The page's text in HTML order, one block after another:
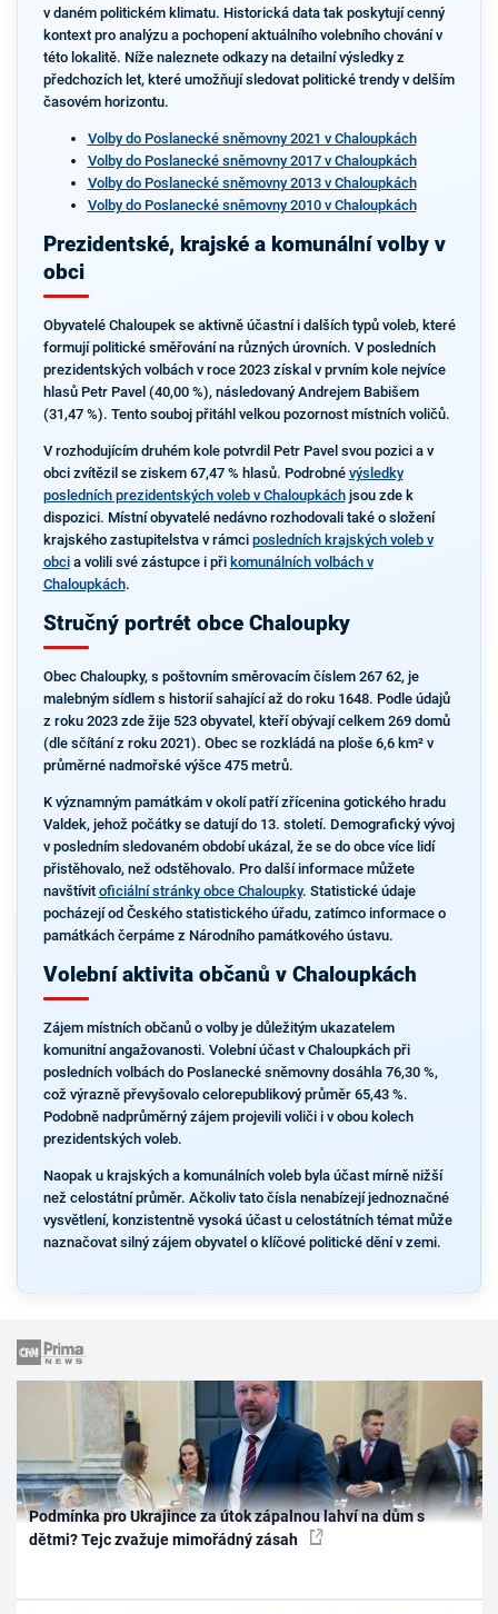
v daném politickém klimatu. Historická data tak poskytují cenný
kontext pro analýzu a pochopení aktuálního volebního chování v
této lokalitě. Níže naleznete odkazy na detailní výsledky z
předchozích let, které umožňují sledovat politické trendy v delším
časovém horizontu.
Volby do Poslanecké sněmovny 2021 v Chaloupkách
Volby do Poslanecké sněmovny 2017 v Chaloupkách
Volby do Poslanecké sněmovny 2013 v Chaloupkách
Volby do Poslanecké sněmovny 2010 v Chaloupkách
Prezidentské, krajské a komunální volby v
obci
Obyvatelé Chaloupek se aktivně účastní i dalších typů voleb, které
formují politické směřování na různých úrovních. V posledních
prezidentských volbách v roce 2023 získal v prvním kole nejvíce
hlasů Petr Pavel (40,00 %), následovaný Andrejem Babišem
(31,47 %). Tento souboj přitáhl velkou pozornost místních voličů.
V rozhodujícím druhém kole potvrdil Petr Pavel svou pozici a v
obci zvítězil se ziskem 67,47 % hlasů. Podrobné výsledky
posledních prezidentských voleb v Chaloupkáchjsou zde k
dispozici. Místní obyvatelé nedávno rozhodovali také o složení
krajského zastupitelstva v rámci posledních krajských voleb v
obcia volili své zástupce i při komunálních volbách v
Chaloupkách.
Stručný portrét obce Chaloupky
Obec Chaloupky, s poštovním směrovacím číslem 267 62, je
malebným sídlem s historií sahající až do roku 1648. Podle údajů
z roku 2023 zde žije 523 obyvatel, kteří obývají celkem 269 domů
(dle sčítání z roku 2021). Obec se rozkládá na ploše 6,6 km² v
průměrné nadmořské výšce 475 metrů.
K významným památkám v okolí patří zřícenina gotického hradu
Valdek, jehož počátky se datují do 13. století. Demografický vývoj
v posledním sledovaném období ukázal, že se do obce více lidí
přistěhovalo, než odstěhovalo. Pro další informace můžete
navštívit oficiální stránky obce Chaloupky. Statistické údaje
pocházejí od Českého statistického úřadu, zatímco informace o
památkách čerpáme z Národního památkového ústavu.
Volební aktivita občanů v Chaloupkách
Zájem místních občanů o volby je důležitým ukazatelem
komunitní angažovanosti. Volební účast v Chaloupkách při
posledních volbách do Poslanecké sněmovny dosáhla 76,30 %,
což výrazně převyšovalo celorepublikový průměr 65,43 %.
Podobně nadprůměrný zájem projevili voliči i v obou kolech
prezidentských voleb.
Naopak u krajských a komunálních voleb byla účast mírně nižší
než celostátní průměr. Ačkoliv tato čísla nenabízejí jednoznačné
vysvětlení, konzistentně vysoká účast u celostátních témat může
naznačovat silný zájem obyvatel o klíčové politické dění v zemi.
Podmínka pro Ukrajince za útok zápalnou lahví na dům s
dětmi? Tejc zvažuje mimořádný zásah